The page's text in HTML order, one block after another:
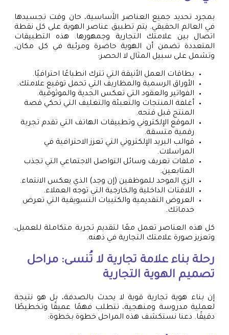
بمجرد تحديد جميع العناصر الأساسية، حان وقت تجسيدها
في العالم الحقيقي. يتم تطبيق عناصر الهوية على كل نقطة
اتصال بين علامتك التجارية وجمهورها. هذه التطبيقات
المتعددة تضمن أن الهوية حاضرة ومرئية في كل مكان،
وتشمل على سبيل المثال لا الحصر:
بطاقات العمل الأنيقة التي تترك انطباعًا احترافيًا.
الأوراق الرسمية والمظاريف التي تحمل توقيع علامتك.
الفواتير والعقود التي تعكس الجدية والموثوقية.
أغلفة المنتجات والتعبئة والتغليف التي تحكي قصة
المنتج قبل فتحه.
الموقع الإلكتروني وتطبيقات الهاتف التي تقدم تجربة
رقمية متسقة.
قوالب البريد الإلكتروني التي تعزز الاحترافية في
المراسلات.
ملفات تعريف وسائل التواصل الاجتماعي التي تجذب
المتابعين.
الزي الموحد للموظفين (إن وجد) الذي يعكس الانتماء.
اللافتات الداخلية والخارجية التي توجه العملاء.
العروض التقديمية والكتيبات التسويقية التي تعرض
خدماتك.
كل هذه العناصر تعمل معًا لتقديم تجربة متكاملة للعميل،
وتعزيز صورة علامتك التجارية في ذهنه.
رحلة بناء علامة تجارية لا تُنسى: مراحل
تصميم الهوية التجارية
إن بناء هوية تجارية قوية لا يحدث بالصدفة، بل هو نتيجة
لعملية مدروسة ومنهجية، تتطلب فهمًا عميقًا وتخطيطًا
دقيقًا. دعنا نستكشف هذه المراحل خطوة بخطوة: